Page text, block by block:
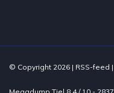
© Copyright 2026 | RSS-feed |